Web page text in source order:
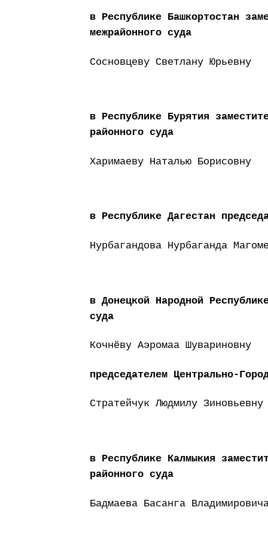
в Республике Башкортостан
межрайонного суда
Сосновцеву Светлану Юрьевну
в Республике Бурятия
районного суда
Харимаеву Наталью Борисовну
в Республике Дагестан
Нурбагандова Нурбаганда
в Донецкой Народной
суда
Кочнёву Аэромаа Шувариновну
председателем Центрально-
Стратейчук Людмилу Зиновьевну
в Республике Калмыкия
районного суда
Бадмаева Басанга